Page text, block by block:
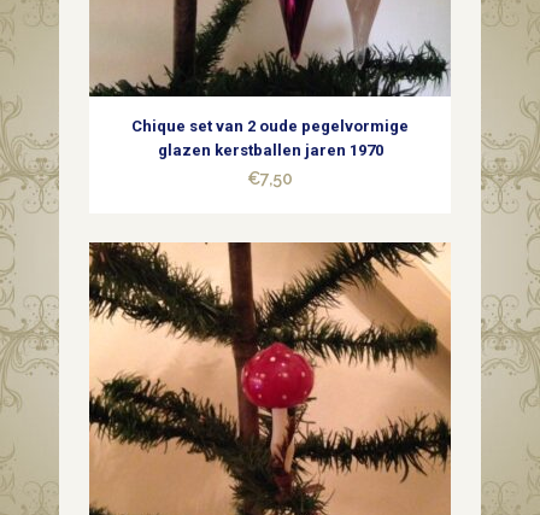
Chique set van 2 oude pegelvormige
glazen kerstballen jaren 1970
€7,50